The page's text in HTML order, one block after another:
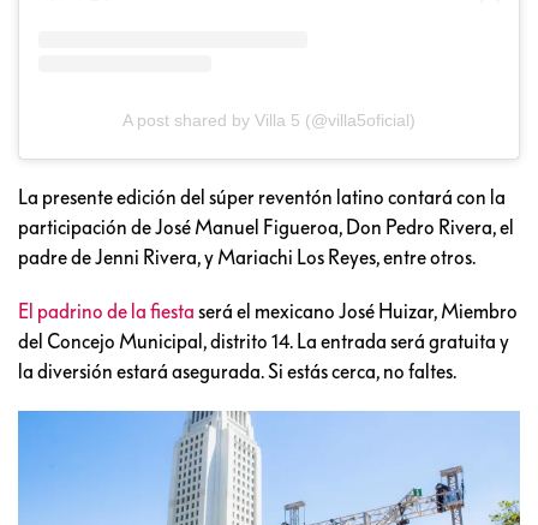
A post shared by Villa 5 (@villa5oficial)
La presente edición del súper reventón latino contará con la
participación de José Manuel Figueroa, Don Pedro Rivera, el
padre de Jenni Rivera, y Mariachi Los Reyes, entre otros.
El padrino de la fiesta será el mexicano José Huizar, Miembro
del Concejo Municipal, distrito 14. La entrada será gratuita y
la diversión estará asegurada. Si estás cerca, no faltes.